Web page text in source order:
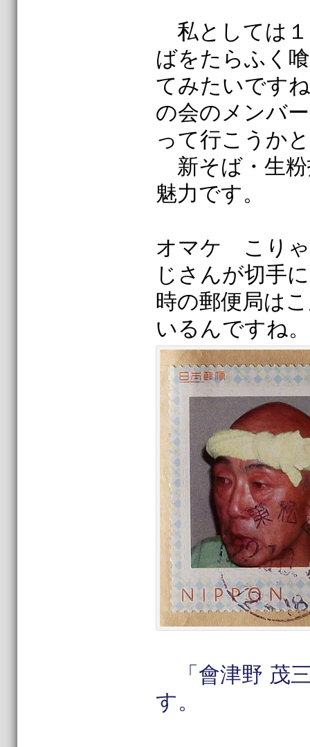
私としては１
ばをたらふく
てみたいです
の会のメンバ
って行こうか
新そば・生
魅力です。
オマケ こり
じさんが切手
時の郵便局は
いるんですね
「會津野 茂
す。